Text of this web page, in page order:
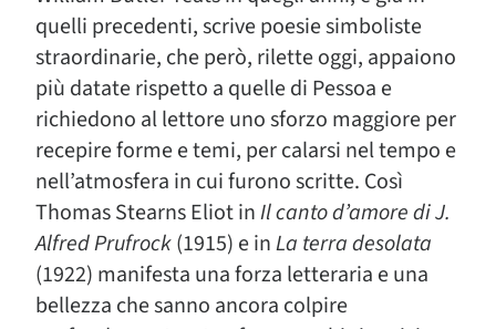
quelli precedenti, scrive poesie simboliste
straordinarie, che però, rilette oggi, appaiono
più datate rispetto a quelle di Pessoa e
richiedono al lettore uno sforzo maggiore per
recepire forme e temi, per calarsi nel tempo e
nell’atmosfera in cui furono scritte. Così
Thomas Stearns Eliot inIl canto d’amore di J.
Alfred Prufrock(1915) e inLa terra desolata
(1922) manifesta una forza letteraria e una
bellezza che sanno ancora colpire